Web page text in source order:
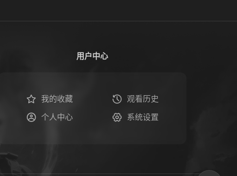
用户中心
我的收藏 观看历史
个人中心 系统设置